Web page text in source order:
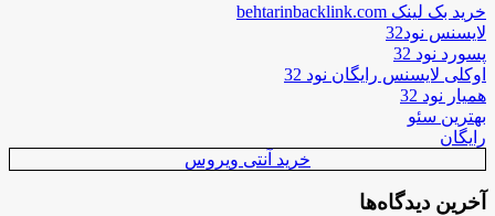
خرید بک لینک behtarinbacklink.com
لایسنس نود32
پسورد نود 32
اوکلی لایسنس رایگان نود 32
همیار نود 32
بهترین سئو
رایگان
خرید آنتی ویروس
آخرین دیدگاه‌ها